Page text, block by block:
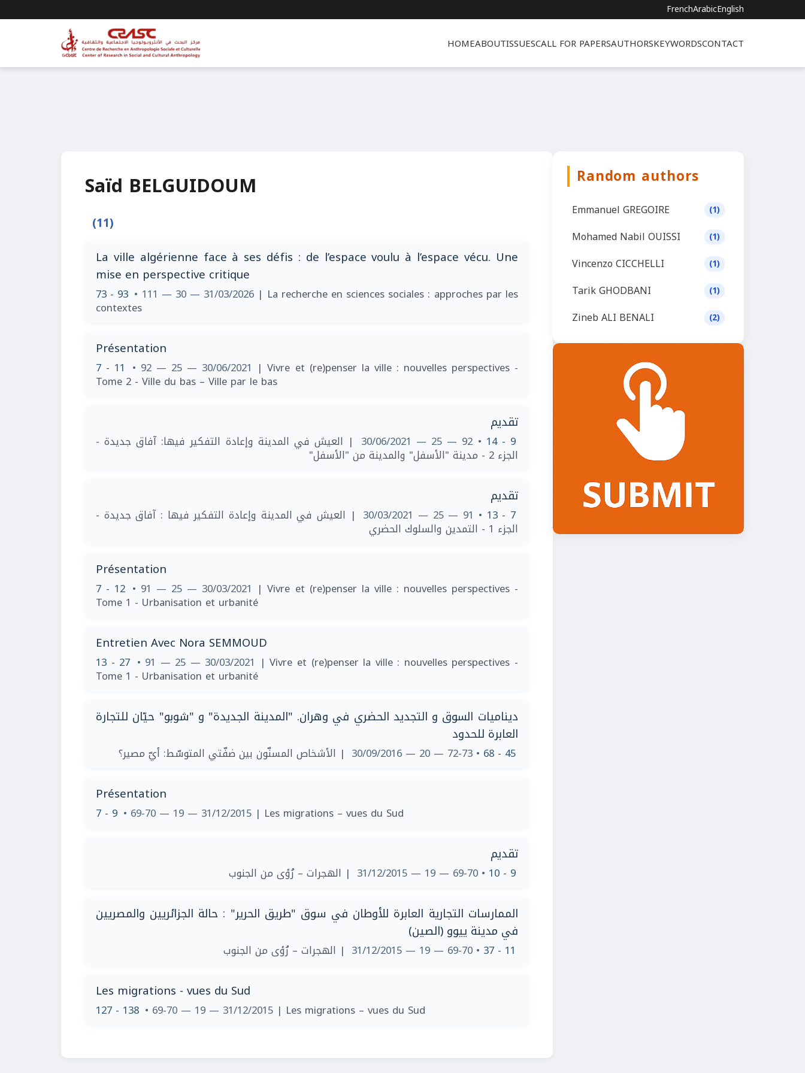
FrenchArabicEnglish
HOMEABOUTISSUESCALL FOR PAPERSAUTHORSKEYWORDSCONTACT
Saïd BELGUIDOUM
(11)
La ville algérienne face à ses défis : de l’espace voulu à l’espace vécu. Une
mise en perspective critique
73 - 93 • 111 — 30 — 31/03/2026 | La recherche en sciences sociales : approches par les
contextes
Présentation
7 - 11 • 92 — 25 — 30/06/2021 | Vivre et (re)penser la ville : nouvelles perspectives -
Tome 2 - Ville du bas – Ville par le bas
تقديم
9 - 14
• 92 — 25 — 30/06/2021 | العيش في المدينة وإعادة التفكير فيها: آفاق جديدة -
الجزء 2 - مدينة "الأسفل" والمدينة من "الأسفل"
تقديم
7 - 13
• 91 — 25 — 30/03/2021 | العيش في المدينة وإعادة التفكير فيها : آفاق جديدة -
الجزء 1 - التمدين والسلوك الحضري
Présentation
7 - 12 • 91 — 25 — 30/03/2021 | Vivre et (re)penser la ville : nouvelles perspectives -
Tome 1 - Urbanisation et urbanité
Entretien Avec Nora SEMMOUD
13 - 27 • 91 — 25 — 30/03/2021 | Vivre et (re)penser la ville : nouvelles perspectives -
Tome 1 - Urbanisation et urbanité
ديناميات السوق و التجديد الحضري في وهران. "المدينة الجديدة" و "شوبو" حيّان للتجارة
العابرة للحدود
45 - 68
• 72-73 — 20 — 30/09/2016 | الأشخاص المسنّون بين ضفّتي المتوسّط: أيّ مصير؟
Présentation
7 - 9 • 69-70 — 19 — 31/12/2015 | Les migrations – vues du Sud
تقديم
9 - 10
• 69-70 — 19 — 31/12/2015 | الهجرات – رُؤى من الجنوب
الممارسات التجارية العابرة للأوطان في سوق "طريق الحرير" : حالة الجزائريين والمصريين
في مدينة ييوو (الصين)
11 - 37
• 69-70 — 19 — 31/12/2015 | الهجرات – رُؤى من الجنوب
Les migrations - vues du Sud
127 - 138 • 69-70 — 19 — 31/12/2015 | Les migrations – vues du Sud
Random authors
Emmanuel GREGOIRE (1)
Mohamed Nabil OUISSI (1)
Vincenzo CICCHELLI (1)
Tarik GHODBANI (1)
Zineb ALI BENALI (2)